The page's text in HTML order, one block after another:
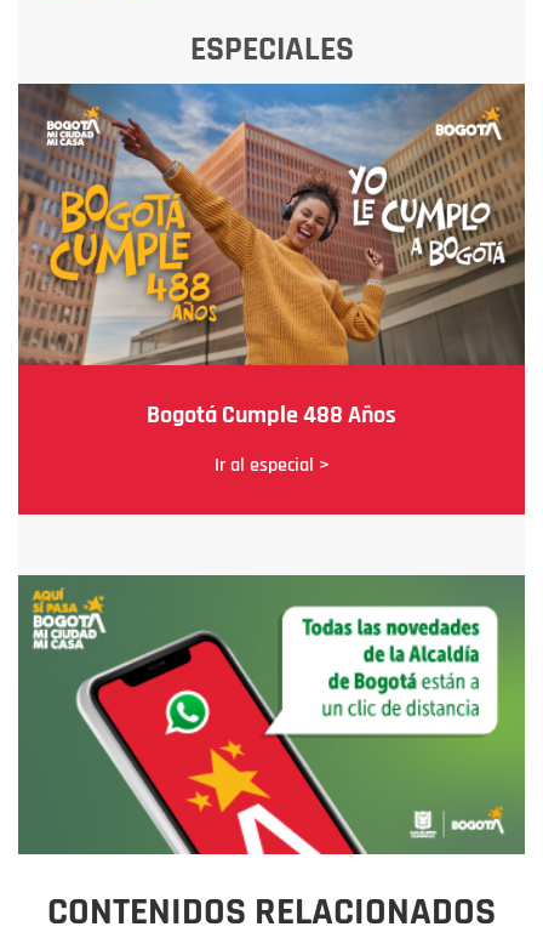
ESPECIALES
Bogotá Cumple 488 Años
Ir al especial >
CONTENIDOS RELACIONADOS